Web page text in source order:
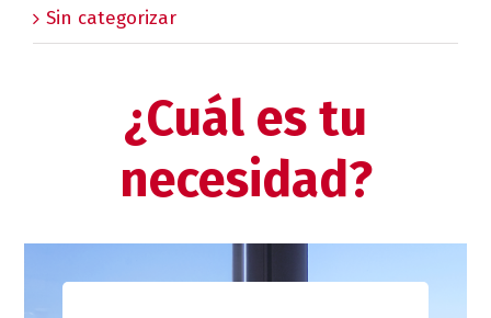
Sin categorizar
¿Cuál es tu
necesidad?